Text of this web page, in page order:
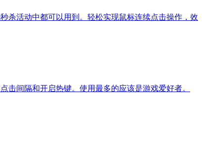
杀活动中都可以用到。轻松实现鼠标连续点击操作，效
间隔和开启热键。使用最多的应该是游戏爱好者。